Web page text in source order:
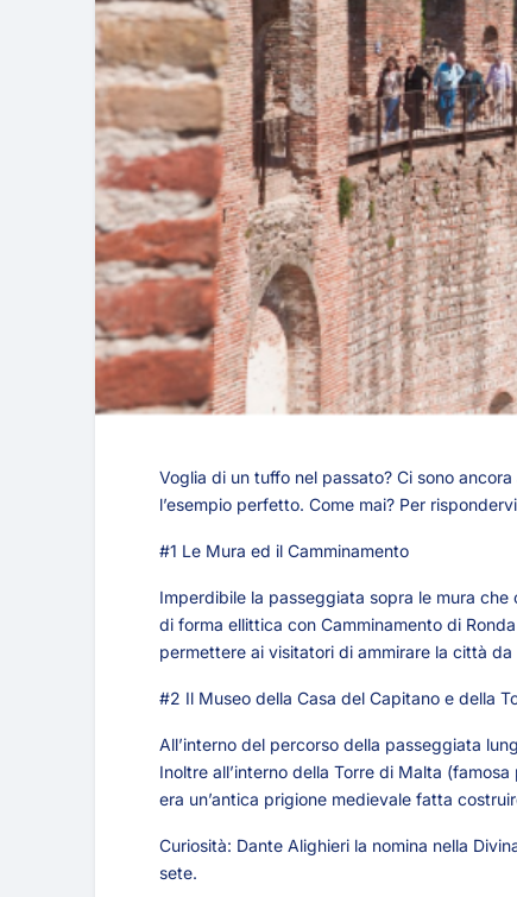
Voglia di un tuffo nel passato? Ci sono
l’esempio perfetto. Come mai? Per
#1 Le Mura ed il Camminamento
Imperdibile la passeggiata sopra le mura
di forma ellittica con Camminamento di
permettere ai visitatori di ammirare la città da
#2 Il Museo della Casa del Capitano e della
All’interno del percorso della passeggiata
Inoltre all’interno della Torre di Malta
era un’antica prigione medievale fatta
Curiosità: Dante Alighieri la nomina nella
sete.